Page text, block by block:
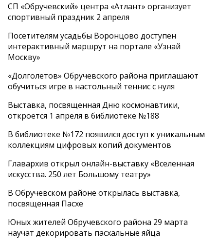
СП «Обручевский» центра «Атлант» организует
спортивный праздник 2 апреля
Посетителям усадьбы Воронцово доступен
интерактивный маршрут на портале «Узнай
Москву»
«Долголетов» Обручевского района приглашают
обучиться игре в настольный теннис с нуля
Выставка, посвященная Дню космонавтики,
откроется 1 апреля в библиотеке №188
В библиотеке №172 появился доступ к уникальным
коллекциям цифровых копий документов
Главархив открыл онлайн-выставку «Вселенная
искусства. 250 лет Большому театру»
В Обручевском районе открылась выставка,
посвященная Пасхе
Юных жителей Обручевского района 29 марта
научат декорировать пасхальные яйца